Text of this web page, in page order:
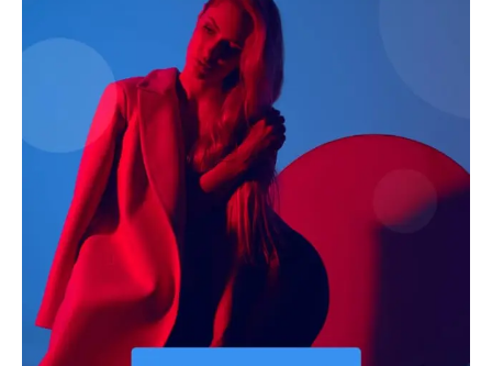
Contact Us
About Us
Privacy Policy
Terms of Use Agreement
Facebook
X WhatsApp
Share